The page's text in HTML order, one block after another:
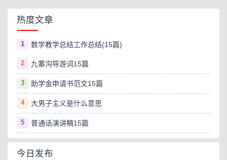
热度文章
1 数学教学总结工作总结(15篇)
2 九寨沟导游词15篇
3 助学金申请书范文15篇
4 大男子主义是什么意思
5 普通话演讲稿15篇
今日发布